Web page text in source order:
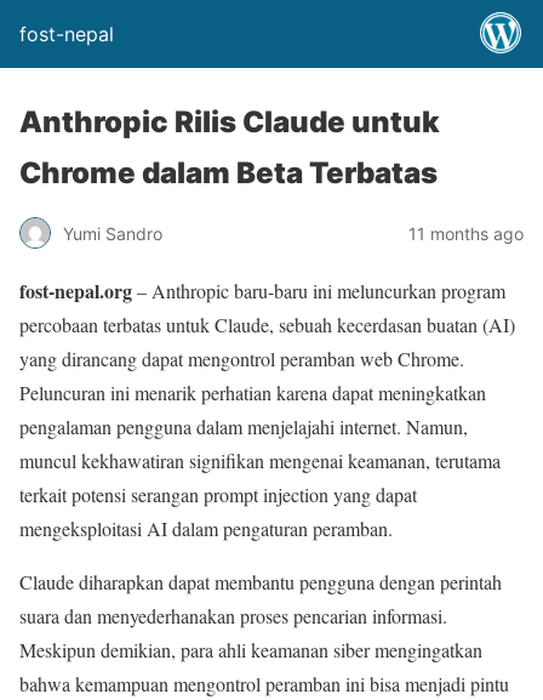
fost-nepal
Anthropic Rilis Claude untuk
Chrome dalam Beta Terbatas
Yumi Sandro 11 months ago
fost-nepal.org– Anthropic baru-baru ini meluncurkan program
percobaan terbatas untuk Claude, sebuah kecerdasan buatan (AI)
yang dirancang dapat mengontrol peramban web Chrome.
Peluncuran ini menarik perhatian karena dapat meningkatkan
pengalaman pengguna dalam menjelajahi internet. Namun,
muncul kekhawatiran signifikan mengenai keamanan, terutama
terkait potensi serangan prompt injection yang dapat
mengeksploitasi AI dalam pengaturan peramban.
Claude diharapkan dapat membantu pengguna dengan perintah
suara dan menyederhanakan proses pencarian informasi.
Meskipun demikian, para ahli keamanan siber mengingatkan
bahwa kemampuan mengontrol peramban ini bisa menjadi pintu